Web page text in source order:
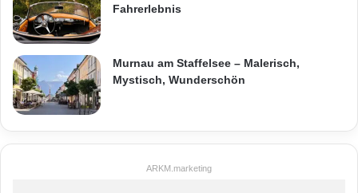
Fahrerlebnis
Murnau am Staffelsee – Malerisch,
Mystisch, Wunderschön
ARKM.marketing